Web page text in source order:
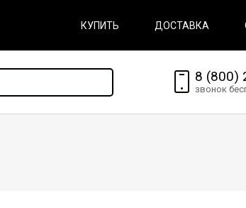
КУПИТЬ ДОСТАВКА
8 (800)
звонок